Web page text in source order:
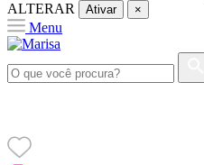
ALTERAR
Ativar ×
Menu